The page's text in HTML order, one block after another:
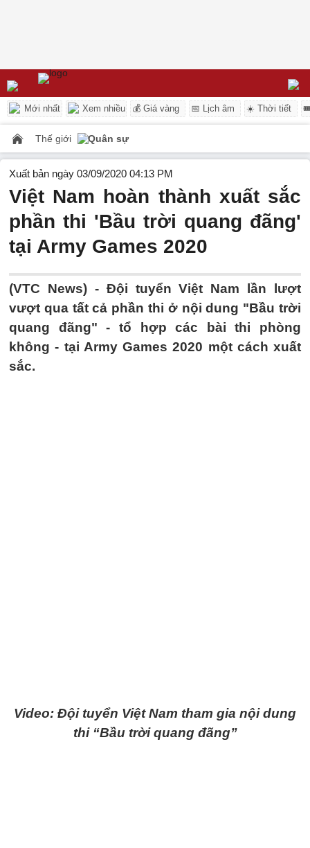
Mới nhất Xem nhiều 💰 Giá vàng 📅 Lịch âm ☀️ Thời tiết
Thế giới Quân sự
Xuất bản ngày 03/09/2020 04:13 PM
Việt Nam hoàn thành xuất sắc
phần thi 'Bầu trời quang đãng'
tại Army Games 2020
(VTC News) - Đội tuyển Việt Nam lần lượt
vượt qua tất cả phần thi ở nội dung "Bầu trời
quang đãng" - tổ hợp các bài thi phòng
không - tại Army Games 2020 một cách xuất
sắc.
Video: Đội tuyển Việt Nam tham gia nội dung
thi “Bầu trời quang đãng”